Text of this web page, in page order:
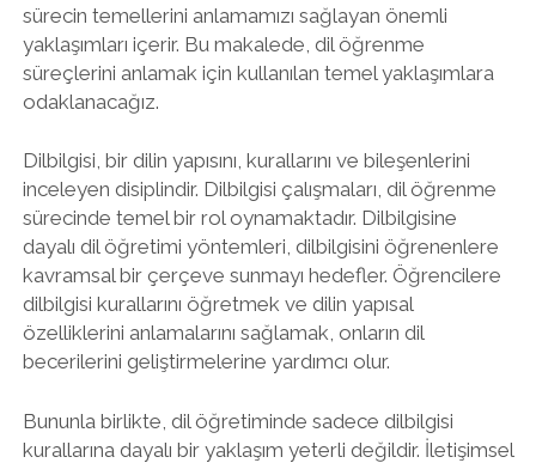
sürecin temellerini anlamamızı sağlayan önemli
yaklaşımları içerir. Bu makalede, dil öğrenme
süreçlerini anlamak için kullanılan temel yaklaşımlara
odaklanacağız.
Dilbilgisi, bir dilin yapısını, kurallarını ve bileşenlerini
inceleyen disiplindir. Dilbilgisi çalışmaları, dil öğrenme
sürecinde temel bir rol oynamaktadır. Dilbilgisine
dayalı dil öğretimi yöntemleri, dilbilgisini öğrenenlere
kavramsal bir çerçeve sunmayı hedefler. Öğrencilere
dilbilgisi kurallarını öğretmek ve dilin yapısal
özelliklerini anlamalarını sağlamak, onların dil
becerilerini geliştirmelerine yardımcı olur.
Bununla birlikte, dil öğretiminde sadece dilbilgisi
kurallarına dayalı bir yaklaşım yeterli değildir. İletişimsel